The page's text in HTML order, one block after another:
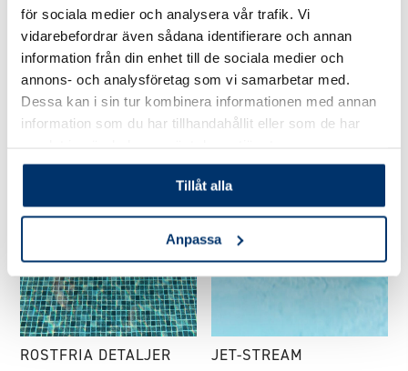
för sociala medier och analysera vår trafik. Vi
vidarebefordrar även sådana identifierare och annan
information från din enhet till de sociala medier och
annons- och analysföretag som vi samarbetar med.
Dessa kan i sin tur kombinera informationen med annan
information som du har tillhandahållit eller som de har
Tillåt alla
Anpassa
POOLTRAPPOR
Trappa i poolen ger en härlig
plats för vuxna att sitta på och
lekyta för barnen.
POOLBELYSNING
Förse poolen med belysning
och skapa en härlig miljö även
på kvällen. Bjud in vännerna
och starta grillen.
ROSTFRIA DETALJER JET-STREAM